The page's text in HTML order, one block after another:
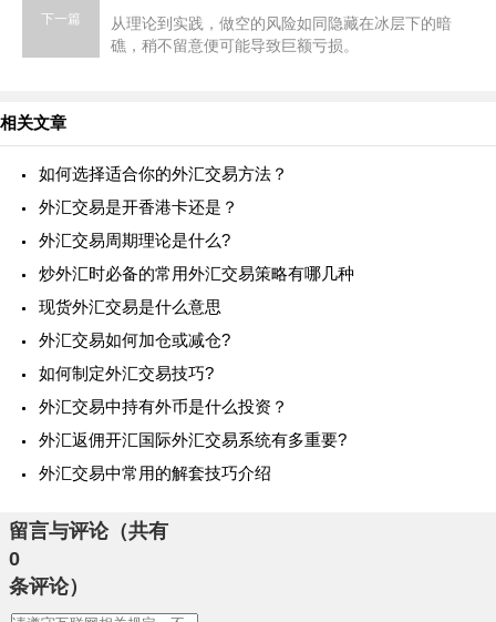
下一篇
从理论到实践，做空的风险如同隐藏在冰层下的暗
礁，稍不留意便可能导致巨额亏损。​
相关文章
如何选择适合你的外汇交易方法？
外汇交易是开香港卡还是？
外汇交易周期理论是什么?
炒外汇时必备的常用外汇交易策略有哪几种
现货外汇交易是什么意思
外汇交易如何加仓或减仓?
如何制定外汇交易技巧?
外汇交易中持有外币是什么投资？
外汇返佣开汇国际外汇交易系统有多重要?
外汇交易中常用的解套技巧介绍
留言与评论（共有
0
条评论）